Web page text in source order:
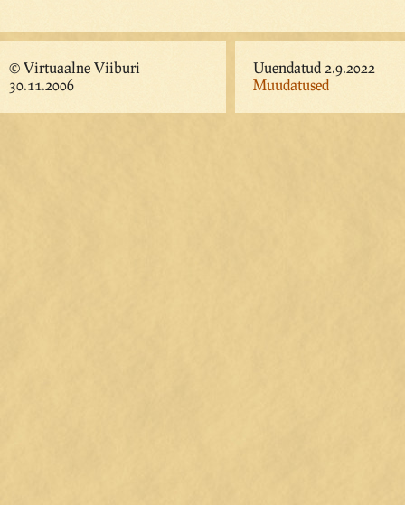
© Virtuaalne Viiburi
30.11.2006
Uuendatud 2.9.2022
Muudatused